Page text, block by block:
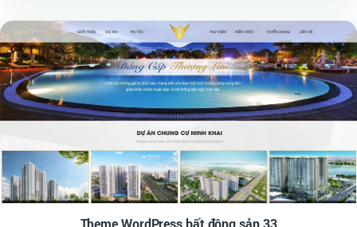
Theme WordPress bất động sản 33